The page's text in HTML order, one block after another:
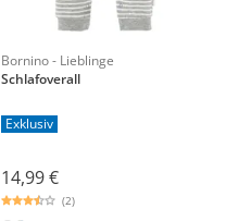
Bornino - Lieblinge
Schlafoverall
Exklusiv
14,99 €
(2)